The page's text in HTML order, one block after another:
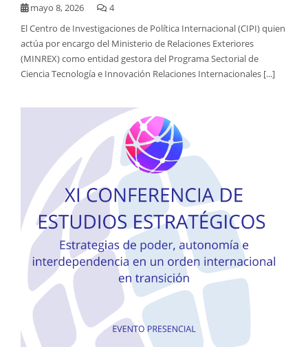
mayo 8, 2026
4
El Centro de Investigaciones de Política Internacional (CIPI) quien
actúa por encargo del Ministerio de Relaciones Exteriores
(MINREX) como entidad gestora del Programa Sectorial de
Ciencia Tecnología e Innovación Relaciones Internacionales [...]